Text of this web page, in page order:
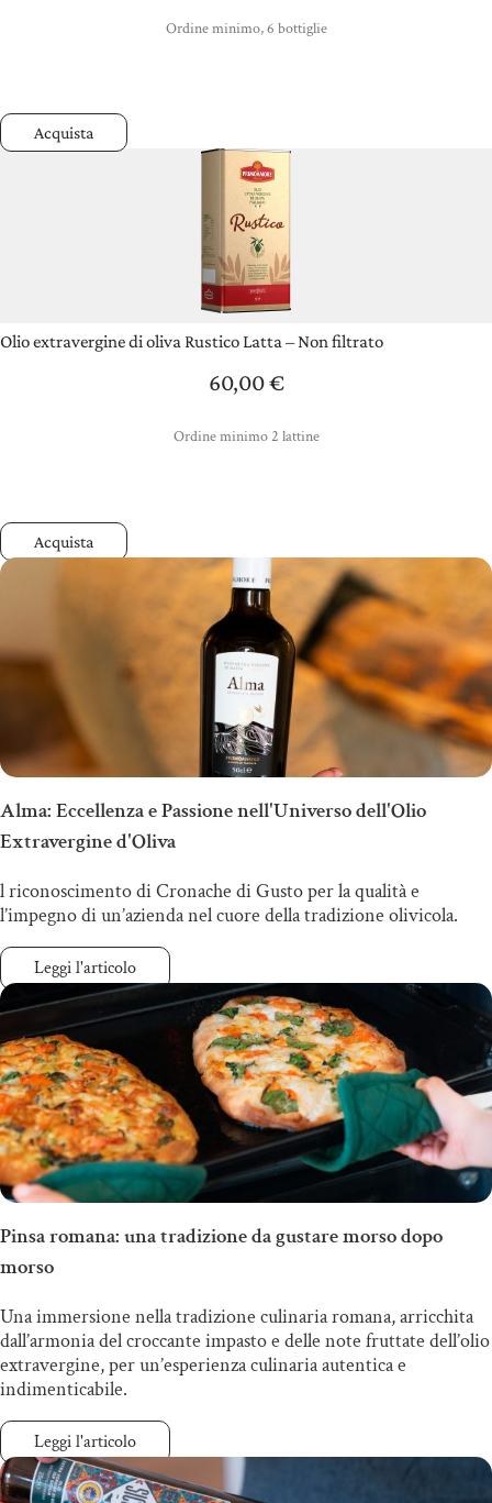
Ordine minimo, 6 bottiglie
Acquista
Olio extravergine di oliva Rustico Latta – Non filtrato
60,00€
Ordine minimo 2 lattine
Acquista
Alma: Eccellenza e Passione nell'Universo dell'Olio
Extravergine d'Oliva
l riconoscimento di Cronache di Gusto per la qualità e
l’impegno di un’azienda nel cuore della tradizione olivicola.
Leggi l'articolo
Pinsa romana: una tradizione da gustare morso dopo
morso
Una immersione nella tradizione culinaria romana, arricchita
dall’armonia del croccante impasto e delle note fruttate dell’olio
extravergine, per un’esperienza culinaria autentica e
indimenticabile.
Leggi l'articolo